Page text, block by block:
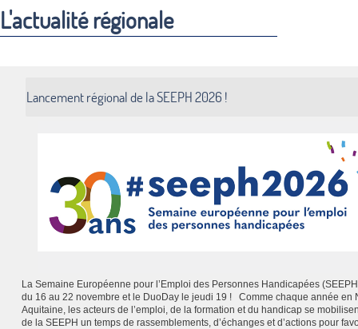
L'actualité régionale
Lancement régional de la SEEPH 2026 !
La Semaine Européenne pour l’Emploi des Personnes Handicapées
du 16 au 22 novembre et le DuoDay le jeudi 19 ! Comme chaque année en
Aquitaine, les acteurs de l’emploi, de la formation et du handicap se
de la SEEPH un temps de rassemblements, d’échanges et d’actions pour